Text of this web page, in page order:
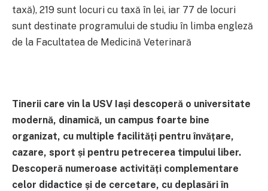
taxă), 219 sunt locuri cu taxă în lei, iar 77 de locuri
sunt destinate programului de studiu în limba engleză
de la Facultatea de Medicină Veterinară
Tinerii care vin la USV Iași descoperă o universitate
modernă, dinamică, un campus foarte bine
organizat, cu multiple facilități pentru învățare,
cazare, sport și pentru petrecerea timpului liber.
Descoperă numeroase activități complementare
celor didactice și de cercetare, cu deplasări în